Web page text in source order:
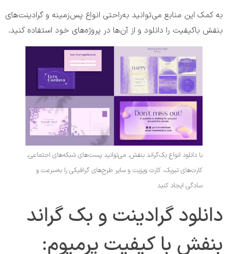
به کمک این منابع می‌توانید به‌راحتی انواع پس‌زمینه و گرادینت‌های
بنفش باکیفیت را دانلود و از آن‌ها در پروژه‌های خود استفاده کنید.
با دانلود انواع بک‌گراند بنفش، می‌توانید پست‌های شبکه‌های اجتماعی،
کارت‌های تبریک، کارت ویزیت و سایر طرح‌های گرافیکی را به‌سرعت و
سادگی ایجاد کنید
دانلود گرادینت و بک گراند
بنفش با کیفیت پرمیوم: